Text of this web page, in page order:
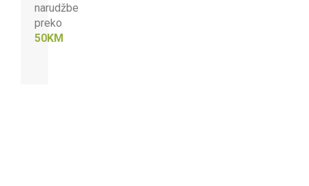
narudžbe
preko
50KM